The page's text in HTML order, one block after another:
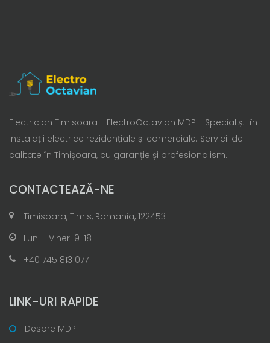
Electrician Timisoara - ElectroOctavian MDP - Specialiști în
instalații electrice rezidențiale și comerciale. Servicii de
calitate în Timișoara, cu garanție și profesionalism.
CONTACTEAZĂ-NE
Timisoara, Timis, Romania, 122453
Luni - Vineri 9-18
+40 745 813 077
LINK-URI RAPIDE
Despre MDP